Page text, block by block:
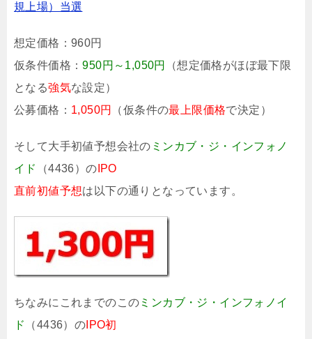
規上場）当選
想定価格： 960円
仮条件価格：950円～1,050円
（想定価格がほぼ最下限
となる強気な設定）
公募価格： 1,050円 （仮条件の最上限価格で決定）
そして大手初値予想会社の ミンカブ・ジ・インフォノ
イド
（4436）の IPO
直前初値予想は以下の通りとなっています。
ちなみにこれまでのこの ミンカブ・ジ・インフォノイ
ド
（4436）の IPO初